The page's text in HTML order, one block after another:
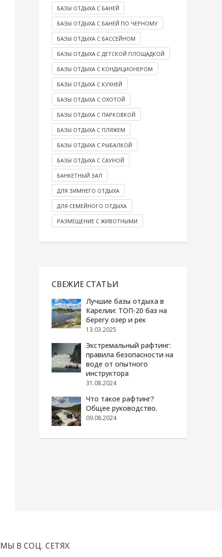
БАЗЫ ОТДЫХА С БАНЕЙ
БАЗЫ ОТДЫХА С БАНЕЙ ПО ЧЕРНОМУ
БАЗЫ ОТДЫХА С БАССЕЙНОМ
БАЗЫ ОТДЫХА С ДЕТСКОЙ ПЛОЩАДКОЙ
БАЗЫ ОТДЫХА С КОНДИЦИОНЕРОМ
БАЗЫ ОТДЫХА С КУХНЕЙ
БАЗЫ ОТДЫХА С ОХОТОЙ
БАЗЫ ОТДЫХА С ПАРКОВКОЙ
БАЗЫ ОТДЫХА С ПЛЯЖЕМ
БАЗЫ ОТДЫХА С РЫБАЛКОЙ
БАЗЫ ОТДЫХА С САУНОЙ
БАНКЕТНЫЙ ЗАЛ
ДЛЯ ЗИМНЕГО ОТДЫХА
ДЛЯ СЕМЕЙНОГО ОТДЫХА
РАЗМЕЩЕНИЕ С ЖИВОТНЫМИ
СВЕЖИЕ СТАТЬИ
Лучшие базы отдыха в
Карелии: ТОП-20 баз на
берегу озер и рек
13.03.2025
Экстремальный рафтинг:
правила безопасности на
воде от опытного
инструктора
31.08.2024
Что такое рафтинг?
Общее руководство.
09.08.2024
МЫ В СОЦ. СЕТЯХ